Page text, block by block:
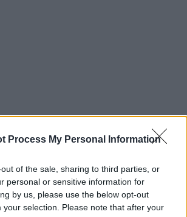
Process My Personal Information
of the sale, sharing to third parties, or
personal or sensitive information for
by us, please use the below opt-out
your selection. Please note that after your